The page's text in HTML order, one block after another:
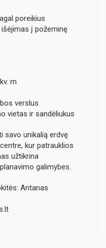
poreikius
į požeminę
m
verslus
vietas ir sandėliukus
savo unikalią erdvę
kur patrauklios
užtikrina
galimybes.
Antanas